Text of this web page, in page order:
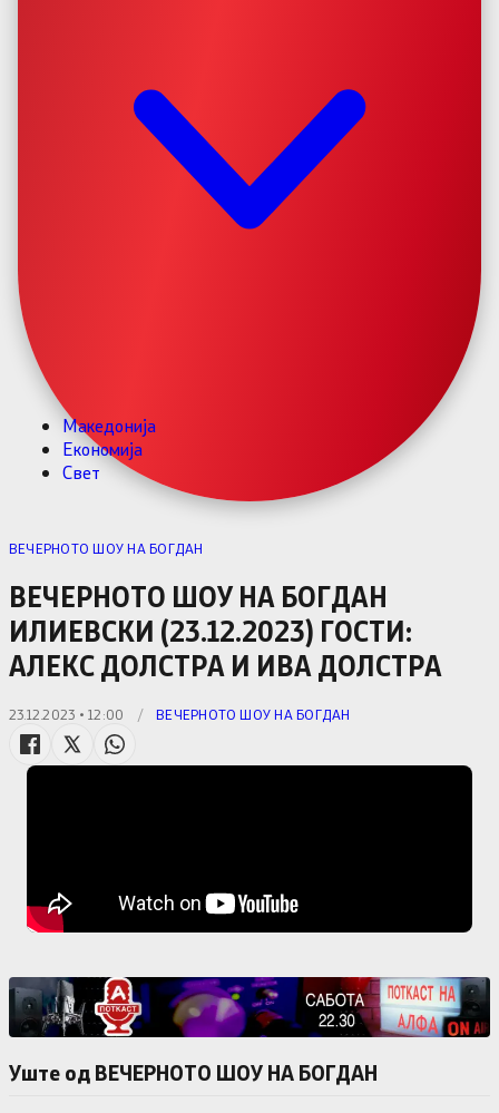
Македонија
Економија
Свет
ВЕЧЕРНОТО ШОУ НА БОГДАН
ВЕЧЕРНОТО ШОУ НА БОГДАН
ИЛИЕВСКИ (23.12.2023) ГОСТИ:
АЛЕКС ДОЛСТРА И ИВА ДОЛСТРА
23.12.2023 • 12:00 / ВЕЧЕРНОТО ШОУ НА БОГДАН
Уште од ВЕЧЕРНОТО ШОУ НА БОГДАН